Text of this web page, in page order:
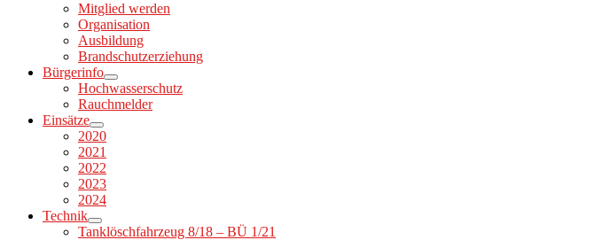
Mitglied werden
Organisation
Ausbildung
Brandschutzerziehung
Bürgerinfo
Hochwasserschutz
Rauchmelder
Einsätze
2020
2021
2022
2023
2024
Technik
Tanklöschfahrzeug 8/18 – BÜ 1/21